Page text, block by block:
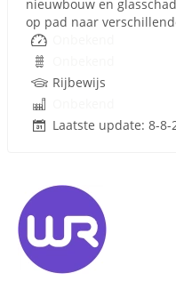
nieuwbouw en
op pad naar
Rijbewijs
Laatste update: 8-8-